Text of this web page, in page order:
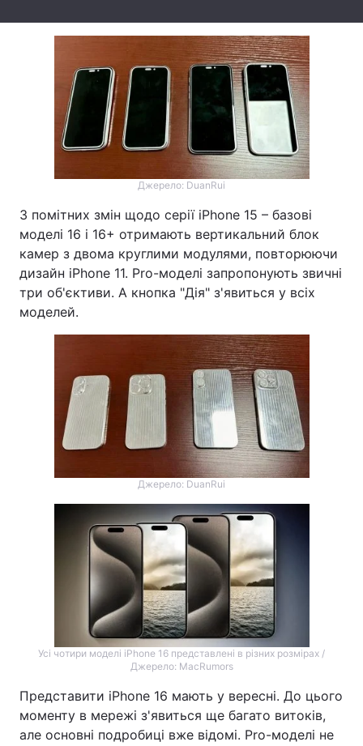
Тема оформлення
Джерело: DuanRui
З помітних змін щодо серії iPhone 15 – базові
моделі 16 і 16+ отримають вертикальний блок
камер з двома круглими модулями, повторюючи
дизайн iPhone 11. Pro-моделі запропонують звичні
три об'єктиви. А кнопка "Дія" з'явиться у всіх
моделей.
Джерело: DuanRui
Усі чотири моделі iPhone 16 представлені в різних розмірах /
Джерело: MacRumors
Представити iPhone 16 мають у вересні. До цього
моменту в мережі з'явиться ще багато витоків,
але основні подробиці вже відомі. Pro-моделі не